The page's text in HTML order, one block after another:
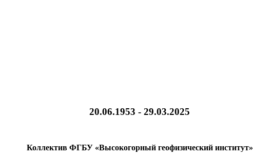
20.06.1953 - 29.03.2025
Коллектив ФГБУ «Высокогорный геофизический институт»